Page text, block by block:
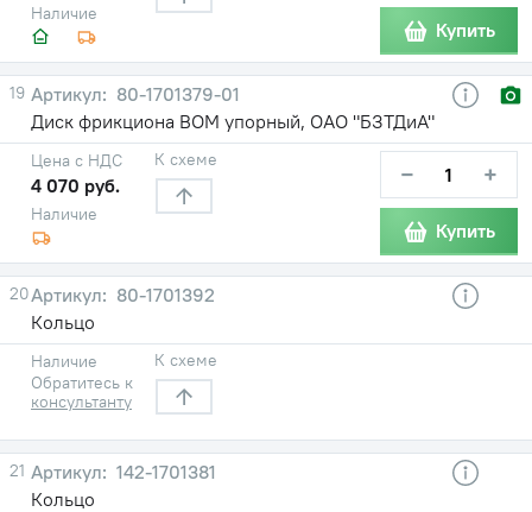
Наличие
Купить
19
80-1701379-01
Диск фрикциона ВОМ упорный, ОАО "БЗТДиА"
Наличие
Цена с НДС
4 070 руб.
К схеме − +
Купить
20
80-1701392
Кольцо
Наличие
Обратитесь к
консультанту
К схеме
21
142-1701381
Кольцо